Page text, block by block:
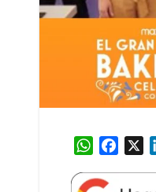
W
a